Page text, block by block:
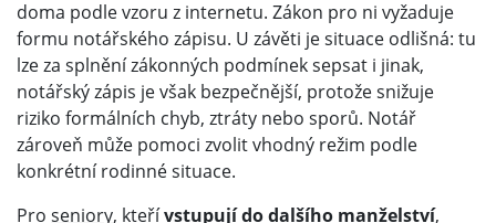
doma podle vzoru z internetu. Zákon pro ni vyžaduje
formu notářského zápisu. U závěti je situace odlišná: tu
lze za splnění zákonných podmínek sepsat i jinak,
notářský zápis je však bezpečnější, protože snižuje
riziko formálních chyb, ztráty nebo sporů. Notář
zároveň může pomoci zvolit vhodný režim podle
konkrétní rodinné situace.
Pro seniory, kteřívstupují do dalšího manželství,